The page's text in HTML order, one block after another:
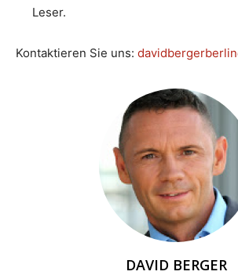
Leser.
Kontaktieren Sie uns:
DAVID BERGER